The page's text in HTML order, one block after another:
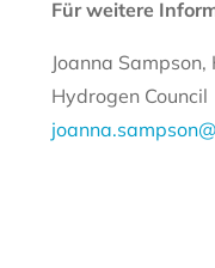
Für weitere
Joanna
Hydrogen Council